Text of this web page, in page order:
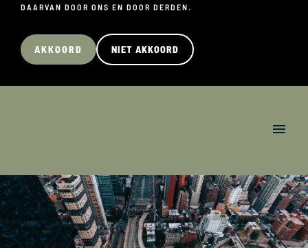
DAARVAN DOOR ONS EN DOOR DERDEN.
AKKOORD NIET AKKOORD